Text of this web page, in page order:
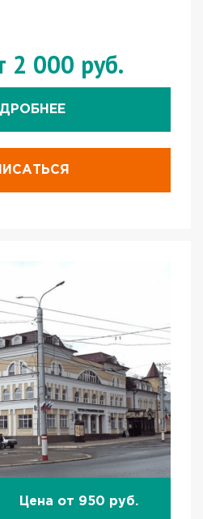
2 000 руб.
Цена от 950 руб.